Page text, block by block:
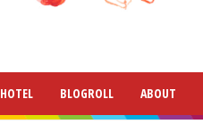
HOTEL BLOGROLL ABOUT